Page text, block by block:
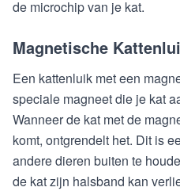
de microchip van je kat.
Magnetische
Een kattenluik met een
speciale magneet die je kat
Wanneer de kat met de
komt, ontgrendelt het. Dit is
andere dieren buiten te
de kat zijn halsband kan